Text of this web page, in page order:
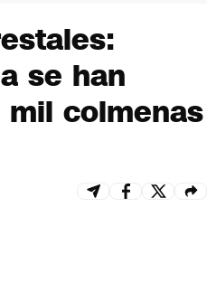
se han
colmenas